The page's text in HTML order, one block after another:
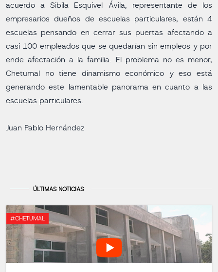
acuerdo a Sibila Esquivel Ávila, representante de los
empresarios dueños de escuelas particulares, están 4
escuelas pensando en cerrar sus puertas afectando a
casi 100 empleados que se quedarían sin empleos y por
ende afectación a la familia. El problema no es menor,
Chetumal no tiene dinamismo económico y eso está
generando este lamentable panorama en cuanto a las
escuelas particulares.
Juan Pablo Hernández
ÚLTIMAS NOTICIAS
#CHETUMAL